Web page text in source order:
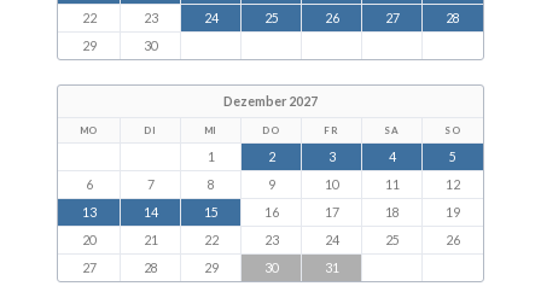
22
23 24 25 26 27
28
29
30
Dezember 2027
MO DI MI DO FR SA SO
1 2 3 4
5
6
7 8 9 10 11
12
13
14 15 16 17 18
19
20
21 22 23 24 25
26
27
28 29 30 31